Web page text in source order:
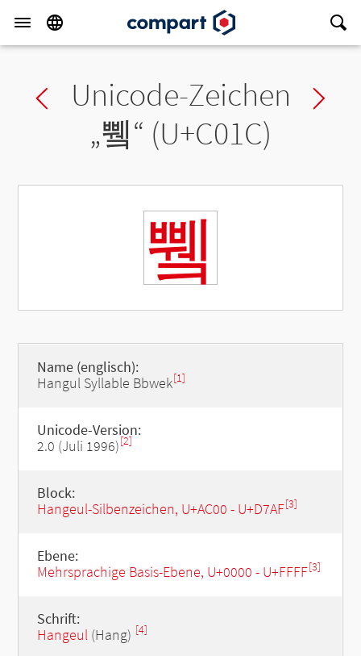
Previous char
Unicode-Zeichen
„쀜“ (U+C01C)
쀜
Name (englisch):
Hangul Syllable Bbwek[1]
Unicode-Version:
2.0 (Juli 1996)[2]
Block:
Hangeul-Silbenzeichen, U+AC00 - U+D7AF[3]
Ebene:
Mehrsprachige Basis-Ebene, U+0000 - U+FFFF[3]
Schrift:
Hangeul(Hang) [4]